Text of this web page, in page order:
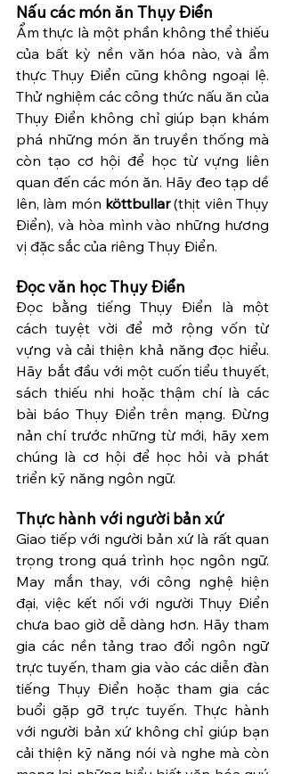
Nấu các món ăn Thụy Điển
Ẩm thực là một phần không thể thiếu
của bất kỳ nền văn hóa nào, và ẩm
thực Thụy Điển cũng không ngoại lệ.
Thử nghiệm các công thức nấu ăn của
Thụy Điển không chỉ giúp bạn khám
phá những món ăn truyền thống mà
còn tạo cơ hội để học từ vựng liên
quan đến các món ăn. Hãy đeo tạp dề
lên, làm món köttbullar (thịt viên Thụy
Điển), và hòa mình vào những hương
vị đặc sắc của riêng Thụy Điển.
Đọc văn học Thụy Điển
Đọc bằng tiếng Thụy Điển là một
cách tuyệt vời để mở rộng vốn từ
vựng và cải thiện khả năng đọc hiểu.
Hãy bắt đầu với một cuốn tiểu thuyết,
sách thiếu nhi hoặc thậm chí là các
bài báo Thụy Điển trên mạng. Đừng
nản chí trước những từ mới, hãy xem
chúng là cơ hội để học hỏi và phát
triển kỹ năng ngôn ngữ.
Thực hành với người bản xứ
Giao tiếp với người bản xứ là rất quan
trọng trong quá trình học ngôn ngữ.
May mắn thay, với công nghệ hiện
đại, việc kết nối với người Thụy Điển
chưa bao giờ dễ dàng hơn. Hãy tham
gia các nền tảng trao đổi ngôn ngữ
trực tuyến, tham gia vào các diễn đàn
tiếng Thụy Điển hoặc tham gia các
buổi gặp gỡ trực tuyến. Thực hành
với người bản xứ không chỉ giúp bạn
cải thiện kỹ năng nói và nghe mà còn